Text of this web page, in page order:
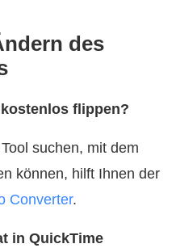
des
flippen?
suchen, mit dem
können, hilft Ihnen der
Converter.
in QuickTime